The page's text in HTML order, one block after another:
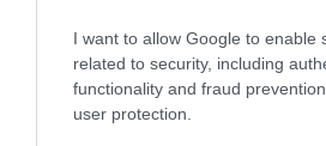
I want to allow Google to enable
related to security, including
functionality and fraud
user protection.
PRONEWS.GR /ΠΡΟΣΩΠΙΚΟ
Ελέγχεται αμοντάριστο